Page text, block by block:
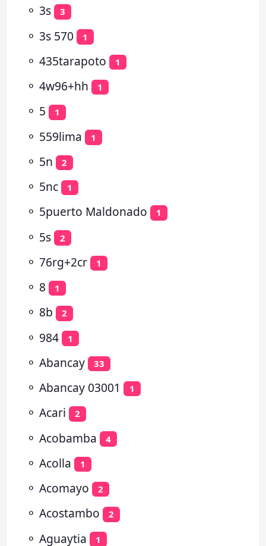
⚬ 3s 3
⚬ 3s 570 1
⚬ 435tarapoto 1
⚬ 4w96+hh 1
⚬ 5 1
⚬ 559lima 1
⚬ 5n 2
⚬ 5nc 1
⚬ 5puerto Maldonado 1
⚬ 5s 2
⚬ 76rg+2cr 1
⚬ 8 1
⚬ 8b 2
⚬ 984 1
⚬ Abancay 33
⚬ Abancay 03001 1
⚬ Acari 2
⚬ Acobamba 4
⚬ Acolla 1
⚬ Acomayo 2
⚬ Acostambo 2
⚬ Aguaytia 1